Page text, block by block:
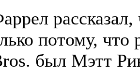
рассказал,
потому,
был Мэтт